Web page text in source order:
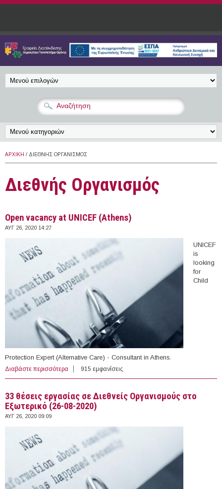
Παράκαμψη προς το κυρίως περιεχόμενο
ΑΡΧΙΚΉ / ΔΙΕΘΝΉΣ ΟΡΓΑΝΙΣΜΌΣ
Διεθνής Οργανισμός
Open vacancy at UNICEF (Athens)
ΑΥΓ 26, 2020 14:27
UNICEF
is
looking
for
Child
Protection Expert (Alternative Care) - Consultant in Athens.
Διαβάστε περισσότερα για Open vacancy at UNICEF (Athens)
915 εμφανίσεις
33 θέσεις εργασίας σε Διεθνείς Οργανισμούς στο
Εξωτερικό (26-08-2020)
ΑΥΓ 26, 2020 09:09